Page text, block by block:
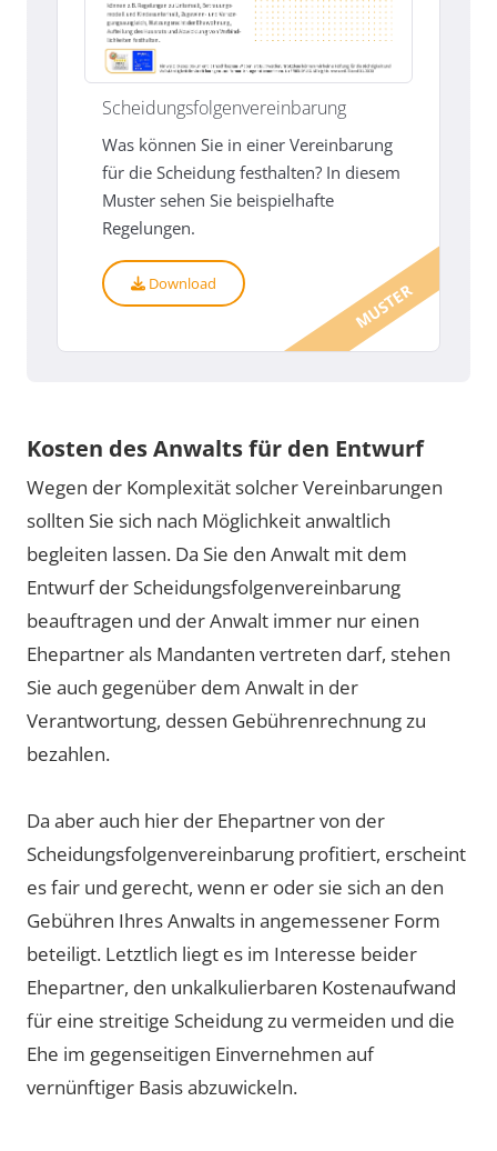
MUSTER
Scheidungsfolgenvereinbarung
Was können Sie in einer Vereinbarung
für die Scheidung festhalten? In diesem
Muster sehen Sie beispielhafte
Regelungen.
Download
Kosten des Anwalts für den Entwurf
Wegen der Komplexität solcher Vereinbarungen
sollten Sie sich nach Möglichkeit anwaltlich
begleiten lassen. Da Sie den Anwalt mit dem
Entwurf der Scheidungsfolgenvereinbarung
beauftragen und der Anwalt immer nur einen
Ehepartner als Mandanten vertreten darf, stehen
Sie auch gegenüber dem Anwalt in der
Verantwortung, dessen Gebührenrechnung zu
bezahlen.
Da aber auch hier der Ehepartner von der
Scheidungsfolgenvereinbarung profitiert, erscheint
es fair und gerecht, wenn er oder sie sich an den
Gebühren Ihres Anwalts in angemessener Form
beteiligt. Letztlich liegt es im Interesse beider
Ehepartner, den unkalkulierbaren Kostenaufwand
für eine streitige Scheidung zu vermeiden und die
Ehe im gegenseitigen Einvernehmen auf
vernünftiger Basis abzuwickeln.